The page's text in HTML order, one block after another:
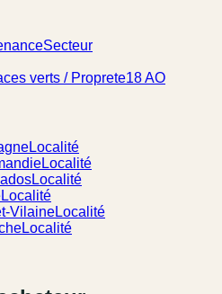
Secteur
verts / Proprete18 AO
Localité
Localité
Localité
Localité
VilaineLocalité
Localité